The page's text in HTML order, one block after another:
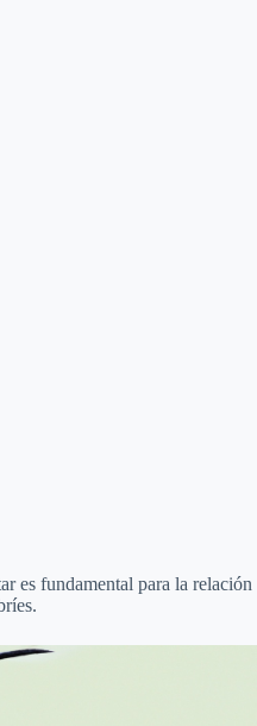
es fundamental para la relación